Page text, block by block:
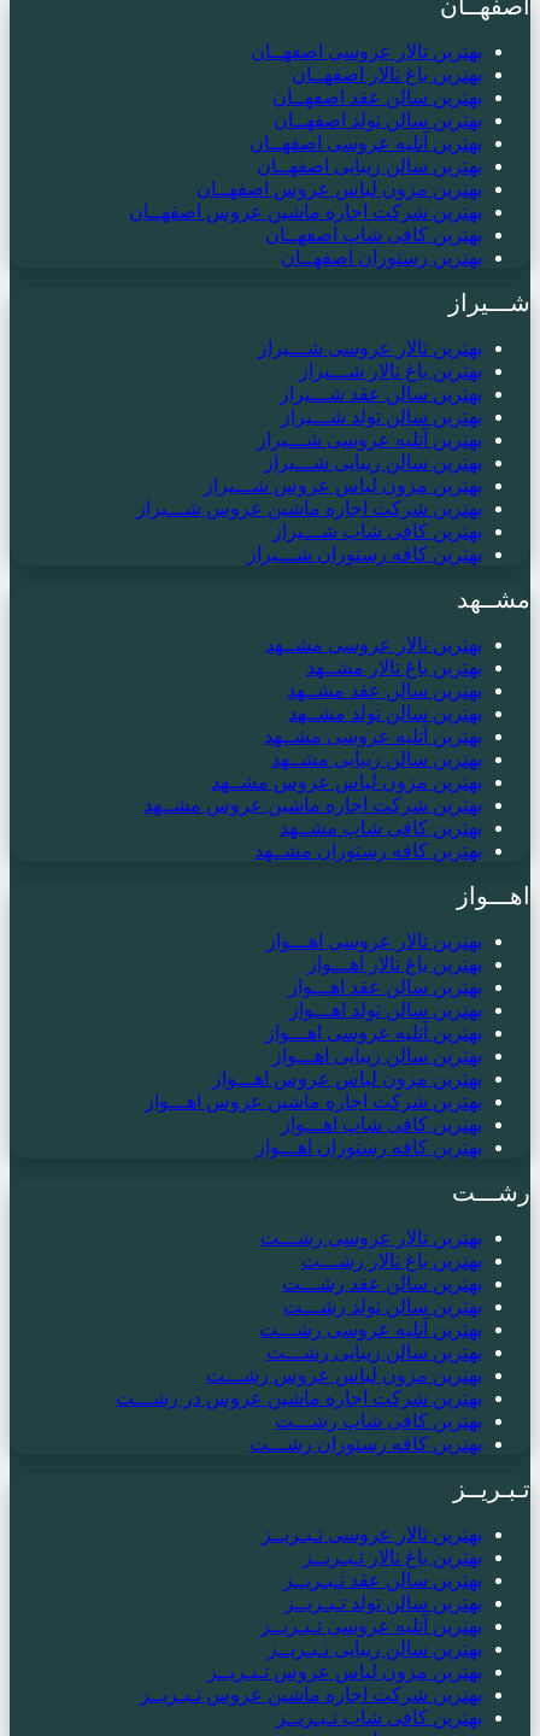
اصفهــان
بهترین تالار عروسی اصفهــان
بهترین باغ تالار اصفهــان
بهترین سالن عقد اصفهــان
بهترین سالن تولد اصفهــان
بهترین آتلیه عروسی اصفهــان
بهترین سالن زیبایی اصفهــان
بهترین مزون لباس عروس اصفهــان
بهترین شرکت اجاره ماشین عروس اصفهــان
بهترین کافی شاپ اصفهــان
بهترین رستوران اصفهــان
شـــیراز
بهترین تالار عروسی شـــیراز
بهترین باغ تالار شـــیراز
بهترین سالن عقد شـــیراز
بهترین سالن تولد شـــیراز
بهترین آتلیه عروسی شـــیراز
بهترین سالن زیبایی شـــیراز
بهترین مزون لباس عروس شـــیراز
بهترین شرکت اجاره ماشین عروس شـــیراز
بهترین کافی شاپ شـــیراز
بهترین کافه رستوران شـــیراز
مشــهد
بهترین تالار عروسی مشــهد
بهترین باغ تالار مشــهد
بهترین سالن عقد مشــهد
بهترین سالن تولد مشــهد
بهترین آتلیه عروسی مشــهد
بهترین سالن زیبایی مشــهد
بهترین مزون لباس عروس مشــهد
بهترین شرکت اجاره ماشین عروس مشــهد
بهترین کافی شاپ مشــهد
بهترین کافه رستوران مشــهد
اهـــواز
بهترین تالار عروسی اهـــواز
بهترین باغ تالار اهـــواز
بهترین سالن عقد اهـــواز
بهترین سالن تولد اهـــواز
بهترین آتلیه عروسی اهـــواز
بهترین سالن زیبایی اهـــواز
بهترین مزون لباس عروس اهـــواز
بهترین شرکت اجاره ماشین عروس اهـــواز
بهترین کافی شاپ اهـــواز
بهترین کافه رستوران اهـــواز
رشـــت
بهترین تالار عروسی رشـــت
بهترین باغ تالار رشـــت
بهترین سالن عقد رشـــت
بهترین سالن تولد رشـــت
بهترین آتلیه عروسی رشـــت
بهترین سالن زیبایی رشـــت
بهترین مزون لباس عروس رشـــت
بهترین شرکت اجاره ماشین عروس در رشـــت
بهترین کافی شاپ رشـــت
بهترین کافه رستوران رشـــت
تـبـریــز
بهترین تالار عروسی تـبـریــز
بهترین باغ تالار تـبـریــز
بهترین سالن عقد تـبـریــز
بهترین سالن تولد تـبـریــز
بهترین آتلیه عروسی تـبـریــز
بهترین سالن زیبایی تـبـریــز
بهترین مزون لباس عروس تـبـریــز
بهترین شرکت اجاره ماشین عروس تـبـریــز
بهترین کافی شاپ تـبـریــز